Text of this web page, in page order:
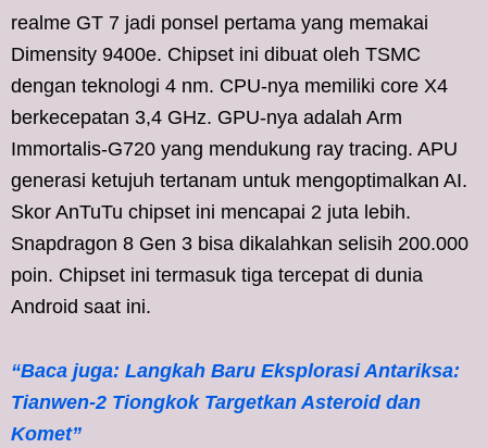
realme GT 7 jadi ponsel pertama yang memakai
Dimensity 9400e. Chipset ini dibuat oleh TSMC
dengan teknologi 4 nm. CPU-nya memiliki core X4
berkecepatan 3,4 GHz. GPU-nya adalah Arm
Immortalis-G720 yang mendukung ray tracing. APU
generasi ketujuh tertanam untuk mengoptimalkan AI.
Skor AnTuTu chipset ini mencapai 2 juta lebih.
Snapdragon 8 Gen 3 bisa dikalahkan selisih 200.000
poin. Chipset ini termasuk tiga tercepat di dunia
Android saat ini.
“Baca juga: Langkah Baru Eksplorasi Antariksa:
Tianwen-2 Tiongkok Targetkan Asteroid dan
Komet”